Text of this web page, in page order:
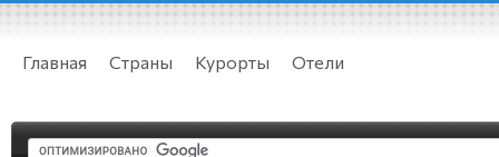
Главная Страны Курорты Отели